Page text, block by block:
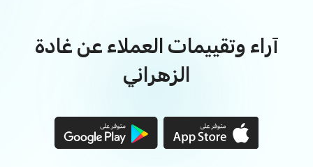
آراء وتقييمات العملاء عن غادة
الزهراني